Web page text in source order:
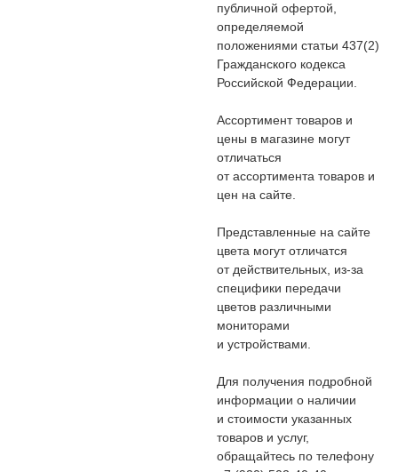
публичной офертой,
определяемой
положениями статьи 437(2)
Гражданского кодекса
Российской Федерации.
Ассортимент товаров и
цены в магазине могут
отличаться
от ассортимента товаров и
цен на сайте.
Представленные на сайте
цвета могут отличатся
от действительных, из-за
специфики передачи
цветов различными
мониторами
и устройствами.
Для получения подробной
информации о наличии
и стоимости указанных
товаров и услуг,
обращайтесь по телефону